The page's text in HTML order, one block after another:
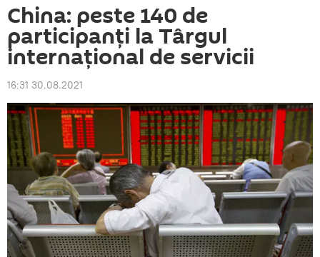
China: peste 140 de
participanți la Târgul
internațional de servicii
16:31 30.08.2021